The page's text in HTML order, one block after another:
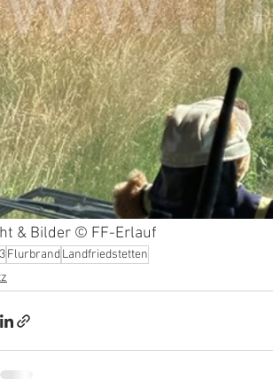
& Bilder © FF-Erlauf
FlurbrandLandfriedstetten